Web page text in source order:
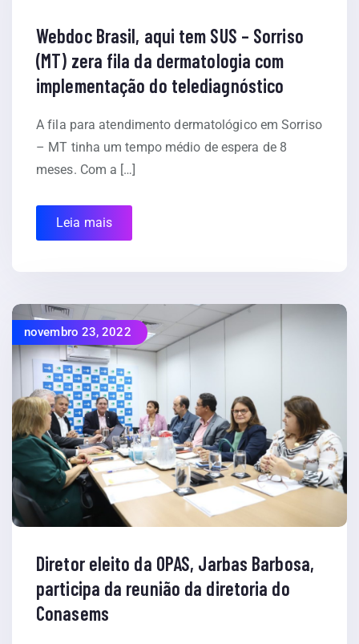
Webdoc Brasil, aqui tem SUS – Sorriso
(MT) zera fila da dermatologia com
implementação do telediagnóstico
A fila para atendimento dermatológico em Sorriso
– MT tinha um tempo médio de espera de 8
meses. Com a […]
Leia mais
novembro 23, 2022
Diretor eleito da OPAS, Jarbas Barbosa,
participa da reunião da diretoria do
Conasems